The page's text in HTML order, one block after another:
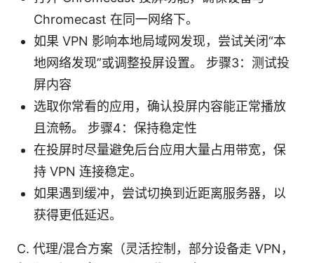
Chromecast 在同一网络下。
如果 VPN 影响本地局域网发现，尝试关闭“本
地网络发现”或调整投屏设置。 步骤3：测试投
屏内容
选取你常看的应用，确认投屏内容能正常播放
且流畅。 步骤4：保持稳定性
在投屏时尽量避免后台应用大量占用带宽，保
持 VPN 连接稳定。
如果遇到缓冲，尝试切换到近距离服务器，以
获得更低延迟。
C. 代理/混合方案（灵活控制，部分设备走 VPN，